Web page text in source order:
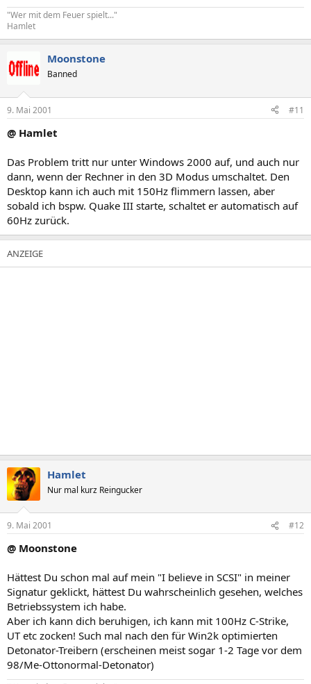
"Wer mit dem Feuer spielt..."
Hamlet
Moonstone
Banned
9. Mai 2001 #11
@ Hamlet
Das Problem tritt nur unter Windows 2000 auf, und auch nur
dann, wenn der Rechner in den 3D Modus umschaltet. Den
Desktop kann ich auch mit 150Hz flimmern lassen, aber
sobald ich bspw. Quake III starte, schaltet er automatisch auf
60Hz zurück.
Hamlet
Nur mal kurz Reingucker
9. Mai 2001 #12
@ Moonstone
Hättest Du schon mal auf mein "I believe in SCSI" in meiner
Signatur geklickt, hättest Du wahrscheinlich gesehen, welches
Betriebssystem ich habe.
Aber ich kann dich beruhigen, ich kann mit 100Hz C-Strike,
UT etc zocken! Such mal nach den für Win2k optimierten
Detonator-Treibern (erscheinen meist sogar 1-2 Tage vor dem
98/Me-Ottonormal-Detonator)